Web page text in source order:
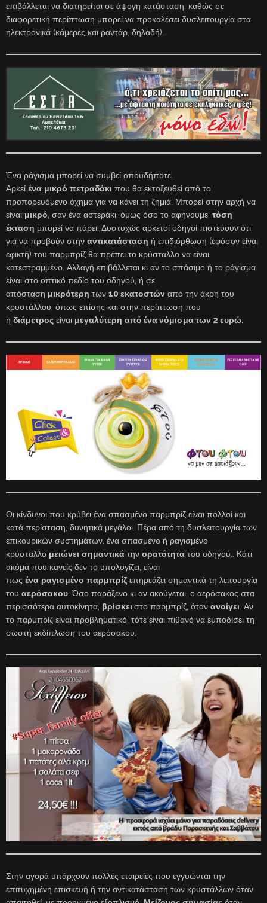
επιβάλλεται να διατηρείται σε άψογη κατάσταση, καθώς σε
διαφορετική περίπτωση μπορεί να προκαλέσει δυσλειτουργία στα
ηλεκτρονικά (κάμερες και ραντάρ, δηλαδή).
Ένα ράγισμα μπορεί να συμβεί οπουδήποτε.
Αρκεί ένα μικρό πετραδάκι που θα εκτοξευθεί από το
προπορευόμενο όχημα για να κάνει τη ζημιά. Μπορεί στην αρχή να
είναι μικρό, σαν ένα αστεράκι, όμως όσο το αφήνουμε, τόση
έκταση μπορεί να πάρει. Δυστυχώς αρκετοί οδηγοί πιστεύουν ότι
για να προβούν στην αντικατάσταση ή επιδιόρθωση (εφόσον είναι
εφικτή) του παρμπρίζ θα πρέπει το κρύσταλλο να είναι
κατεστραμμένο. Αλλαγή επιβάλλεται κι αν το σπάσιμο ή το ράγισμα
είναι στο οπτικό πεδίο του οδηγού, ή σε
απόσταση μικρότερη των 10 εκατοστών από την άκρη του
κρυστάλλου, όπως επίσης και στην περίπτωση που
η διάμετρος είναι μεγαλύτερη από ένα νόμισμα των 2 ευρώ.
Οι κίνδυνοι που κρύβει ένα σπασμένο παρμπρίζ είναι πολλοί και
κατά περίσταση, δυνητικά μεγάλοι. Πέρα από τη δυσλειτουργία των
επικουρικών συστημάτων, ένα σπασμένο ή ραγισμένο
κρύσταλλο μειώνει σημαντικά την ορατότητα του οδηγού.. Κάτι
ακόμα που κανείς δεν το υπολογίζει, είναι
πως ένα ραγισμένο παρμπρίζ επηρεάζει σημαντικά τη λειτουργία
του αερόσακου. Όσο παράξενο κι αν ακούγεται, ο αερόσακος στα
περισσότερα αυτοκίνητα, βρίσκειστο παρμπρίζ, όταν ανοίγει. Αν
το παρμπρίζ είναι προβληματικό, τότε είναι πιθανό να εμποδίσει τη
σωστή εκδίπλωση του αερόσακου.
Στην αγορά υπάρχουν πολλές εταιρείες που εγγυώνται την
επιτυχημένη επισκευή ή την αντικατάσταση των κρυστάλλων όταν